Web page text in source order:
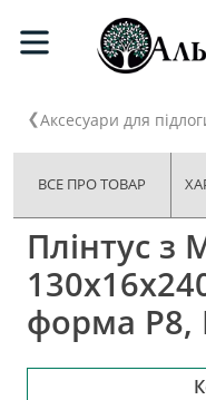
Аксесуари для
ВСЕ ПРО ТОВАР
Плінтус з
форма P8,